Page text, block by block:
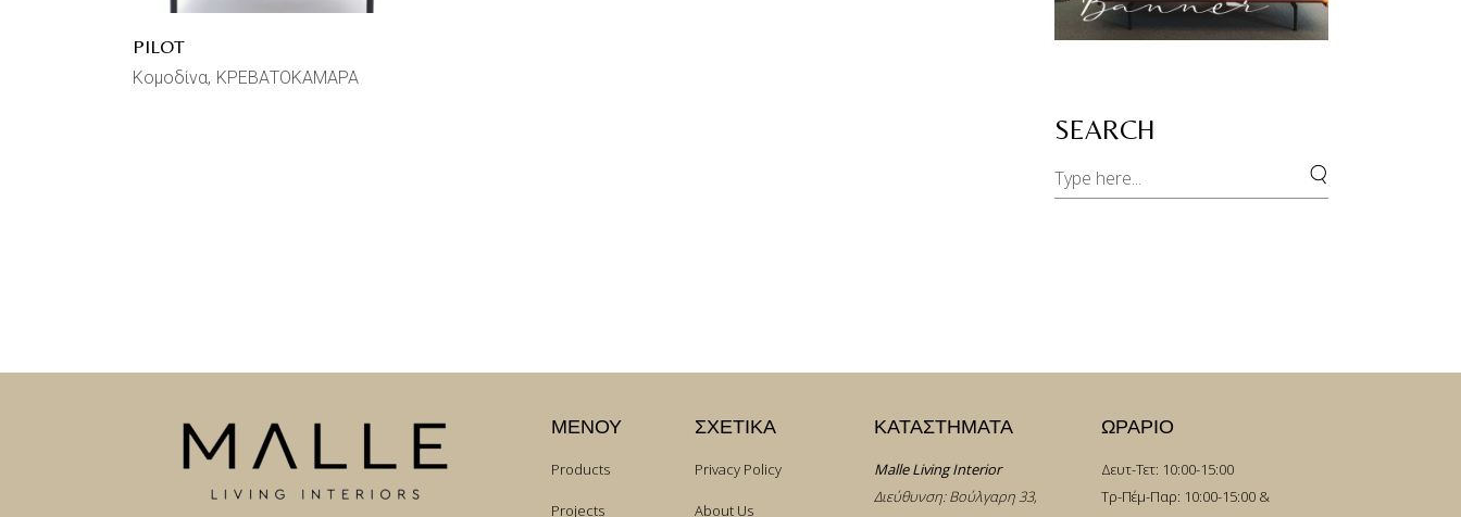
PILOT
Κομοδίνα ΚΡΕΒΑΤΟΚΑΜΑΡΑ
SEARCH
for:
ΜΕΝΟΥ
Products
Projects
ΣΧΕΤΙΚΑ
Privacy Policy
About Us
ΚΑΤΑΣΤΗΜΑΤΑ
Malle Living Interior
Διεύθυνση: Βούλγαρη 33,
ΩΡΑΡΙΟ
Δευτ-Τετ: 10:00-15:00
Τρ-Πέμ-Παρ: 10:00-15:00 &